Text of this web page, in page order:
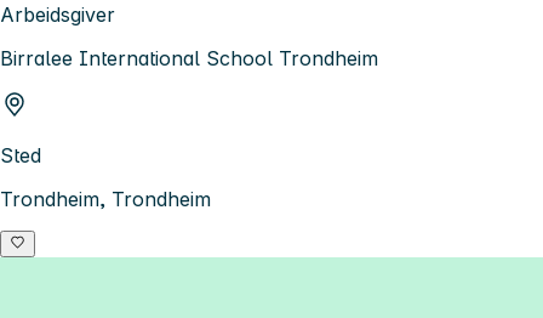
Arbeidsgiver
Birralee International School Trondheim
Sted
Trondheim, Trondheim